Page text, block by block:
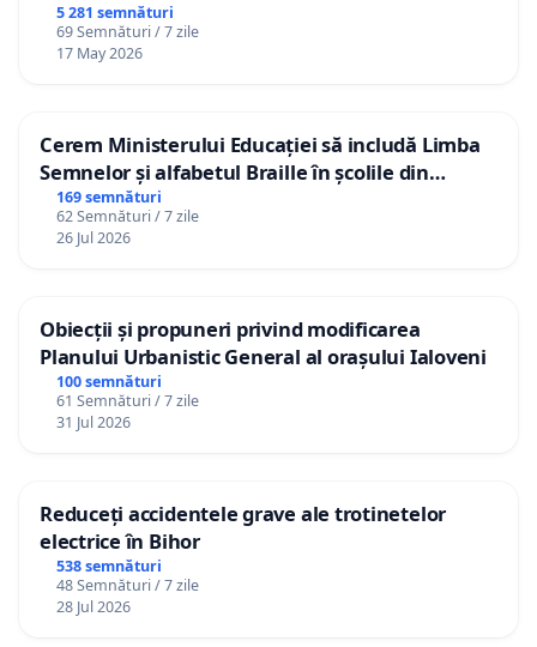
5 281 semnături
69 Semnături / 7 zile
17 May 2026
Cerem Ministerului Educației să includă Limba
Semnelor și alfabetul Braille în școlile din
Republica Moldova!
169 semnături
62 Semnături / 7 zile
26 Jul 2026
Obiecții și propuneri privind modificarea
Planului Urbanistic General al orașului Ialoveni
100 semnături
61 Semnături / 7 zile
31 Jul 2026
Reduceți accidentele grave ale trotinetelor
electrice în Bihor
538 semnături
48 Semnături / 7 zile
28 Jul 2026